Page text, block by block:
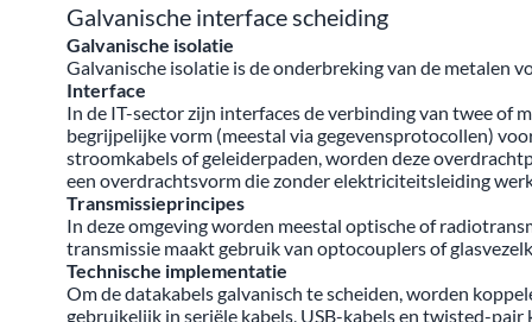
Galvanische interface scheiding
Galvanische isolatie
Galvanische isolatie is de onderbreking van de metalen
Interface
In de IT-sector zijn interfaces de verbinding van twee of
begrijpelijke vorm (meestal via gegevensprotocollen)
stroomkabels of geleiderpaden, worden deze
een overdrachtsvorm die zonder elektriciteitsleiding
Transmissieprincipes
In deze omgeving worden meestal optische of
transmissie maakt gebruik van optocouplers of
Technische implementatie
Om de datakabels galvanisch te scheiden, worden
gebruikelijk in seriële kabels, USB-kabels en twisted-